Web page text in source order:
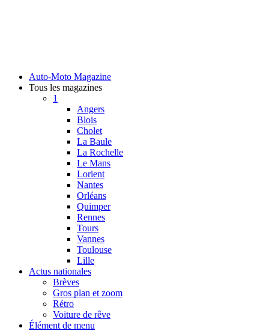
Auto-Moto Magazine
Tous les magazines
1
Angers
Blois
Cholet
La Baule
La Rochelle
Le Mans
Lorient
Nantes
Orléans
Quimper
Rennes
Tours
Vannes
Toulouse
Lille
Actus nationales
Brèves
Gros plan et zoom
Rétro
Voiture de rêve
Élément de menu